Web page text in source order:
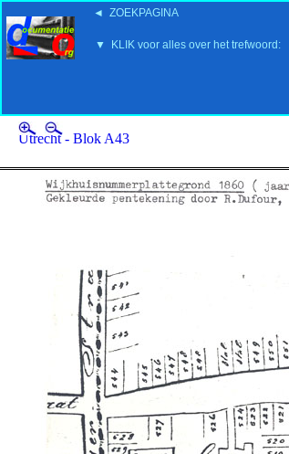
◄ ZOEKPAGINA
▼ KLIK voor alles over het trefwoord:
Utrecht - Blok A43
'15:19 19-2-2008